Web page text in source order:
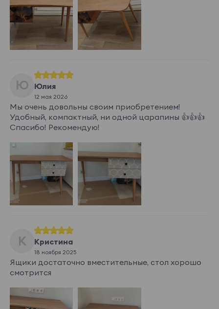
Ю Юлия
12 мая 2026
Мы очень довольны своим приобретением!
Удобный, компактный, ни одной царапины 👍👍👍
Спасибо! Рекомендую!
К Кристина
18 ноября 2025
Ящики достаточно вместительные, стол хорошо
смотрится